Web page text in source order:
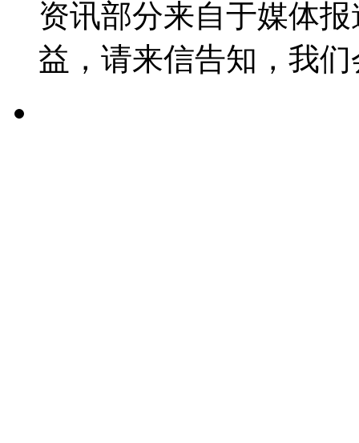
资讯部分来自于媒体
益，请来信告知，我